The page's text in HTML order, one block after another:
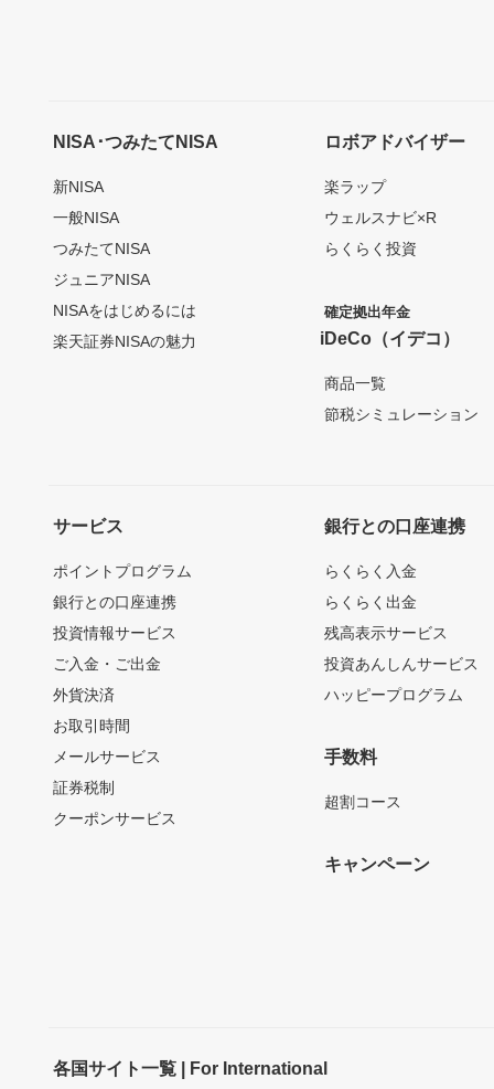
NISA･つみたてNISA
新NISA
一般NISA
つみたてNISA
ジュニアNISA
NISAをはじめるには
楽天証券NISAの魅力
ロボアドバイザー
楽ラップ
ウェルスナビ×R
らくらく投資
確定拠出年金
iDeCo（イデコ）
商品一覧
節税シミュレーション
サービス
ポイントプログラム
銀行との口座連携
投資情報サービス
ご入金・ご出金
外貨決済
お取引時間
メールサービス
証券税制
クーポンサービス
銀行との口座連携
らくらく入金
らくらく出金
残高表示サービス
投資あんしんサービス
ハッピープログラム
手数料
超割コース
キャンペーン
各国サイト一覧 | For International